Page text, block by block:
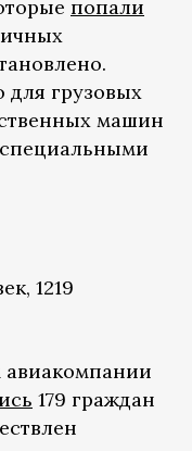
попали
для грузовых
машин
1219
179 граждан